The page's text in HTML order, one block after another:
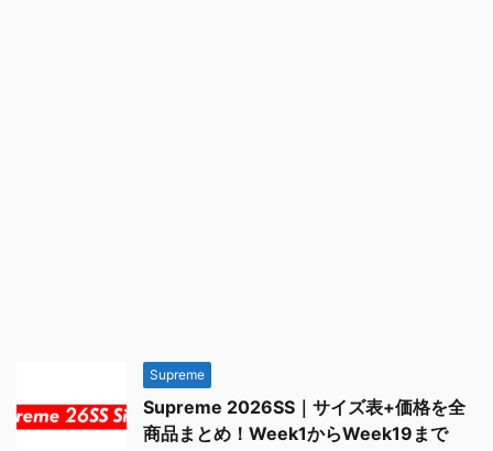
Supreme
Supreme 2026SS｜サイズ表+価格を全
商品まとめ！Week1からWeek19まで